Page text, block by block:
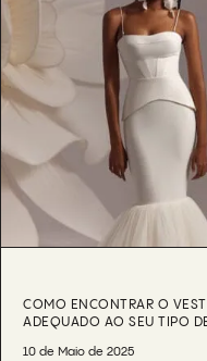
COMO ENCONTRAR O
ADEQUADO AO SEU TIPO
10 de Maio de 2025